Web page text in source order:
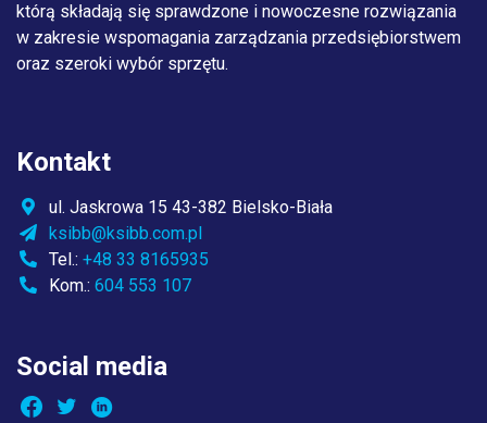
którą składają się sprawdzone i nowoczesne rozwiązania
w zakresie wspomagania zarządzania przedsiębiorstwem
oraz szeroki wybór sprzętu.
Kontakt
ul. Jaskrowa 15 43-382 Bielsko-Biała
ksibb@ksibb.com.pl
Tel.:+48 33 8165935
Kom.:604 553 107
Social media